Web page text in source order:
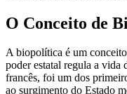
O Conceito de
A biopolítica é um
poder estatal regula a
francês, foi um dos
ao surgimento do Estado